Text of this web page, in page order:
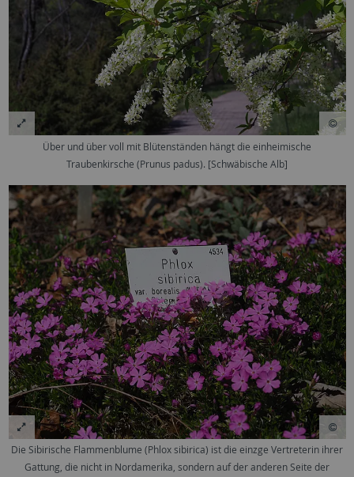
Über und über voll mit Blütenständen hängt die einheimische
Traubenkirsche (Prunus padus). [Schwäbische Alb]
Die Sibirische Flammenblume (Phlox sibirica) ist die einzge Vertreterin ihrer
Gattung, die nicht in Nordamerika, sondern auf der anderen Seite der